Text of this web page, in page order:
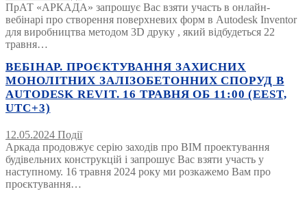
ПрАТ «АРКАДА» запрошує Вас взяти участь в онлайн-
вебінарі про створення поверхневих форм в Autodesk Inventor
для виробництва методом 3D друку , який відбудеться 22
травня…
ВЕБІНАР. ПРОЄКТУВАННЯ ЗАХИСНИХ
МОНОЛІТНИХ ЗАЛІЗОБЕТОННИХ СПОРУД В
AUTODESK REVIT. 16 ТРАВНЯ ОБ 11:00 (EEST,
UTC+3)
12.05.2024 Події
Аркада продовжує серію заходів про BIM проектування
будівельних конструкцій і запрошує Вас взяти участь у
наступному. 16 травня 2024 року ми розкажемо Вам про
проєктування…